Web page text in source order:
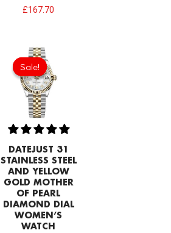
£167.70
Sale!
Sale!
DATEJUST 31
STAINLESS STEEL
AND YELLOW
GOLD MOTHER
OF PEARL
DIAMOND DIAL
WOMEN’S
WATCH
Original
price
was:
£1,032.00.